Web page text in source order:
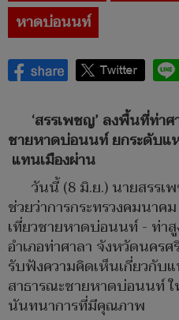
หาดบ่อนนท์
‘สรรเพชญ’ ลงพื้นที่ท่า
ชายหาดบ่อนนท์ ยกระดับแห
แทนเมืองผ่าน
วันนี้ (8 มิ.ย.) นายสรร
ช่วยว่าการกระทรวงคมนา
เที่ยวชายหาดบ่อนนท์ - ท่า
อำเภอท่าศาลา จังหวัดนคร
รับฟังความคิดเห็นเกี่ยวกั
สาธารณะชายหาดบ่อนนท์
นันทนาการที่มีคุณภาพ